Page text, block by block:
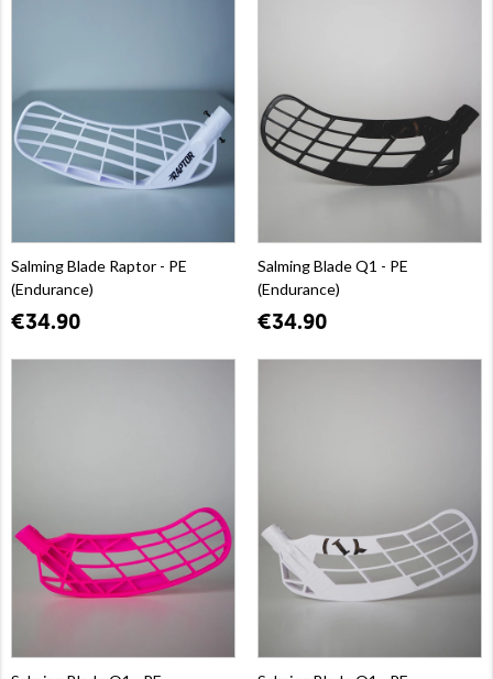
Salming Blade Raptor - PE
(Endurance)
€34.90
Salming Blade Q1 - PE
(Endurance)
€34.90